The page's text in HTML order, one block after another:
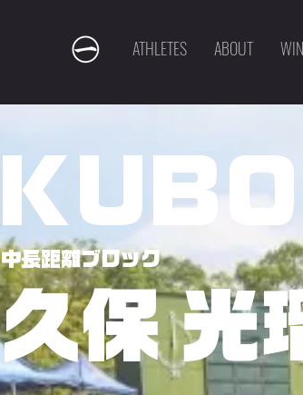
ATHLETES ABOUT
中長距離ブロック
久保 光